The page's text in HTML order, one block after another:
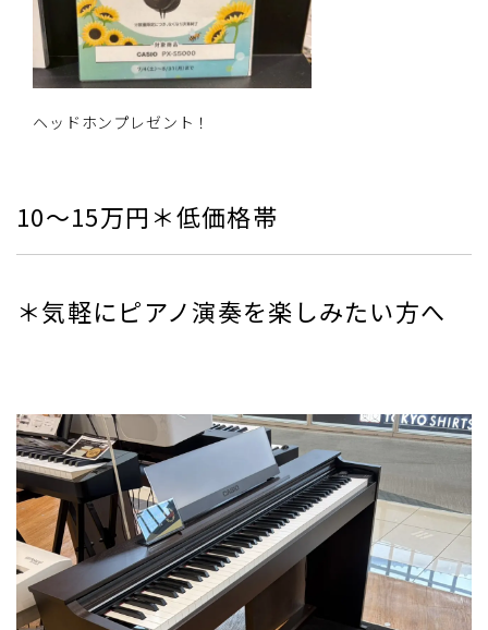
ヘッドホンプレゼント！
10～15万円＊低価格帯
＊気軽にピアノ演奏を楽しみたい方へ